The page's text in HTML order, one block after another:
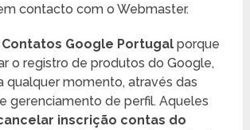
contacto com o Webmaster.
Contatos Google Portugalporque
o registro de produtos do Google,
qualquer momento, através das
gerenciamento de perfil. Aqueles
inscrição contas do